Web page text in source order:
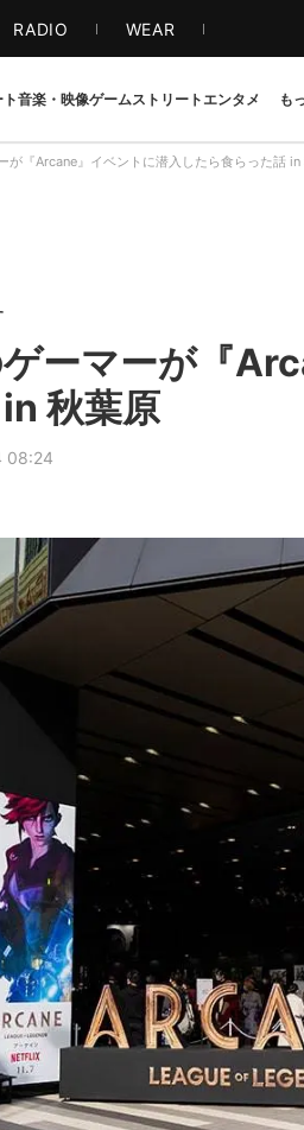
RADIO WEAR
音楽・映像ゲームストリート エンタメ も
が『Arcane』イベントに潜入したら食らった話
ゲーマーが『
秋葉原
08:24